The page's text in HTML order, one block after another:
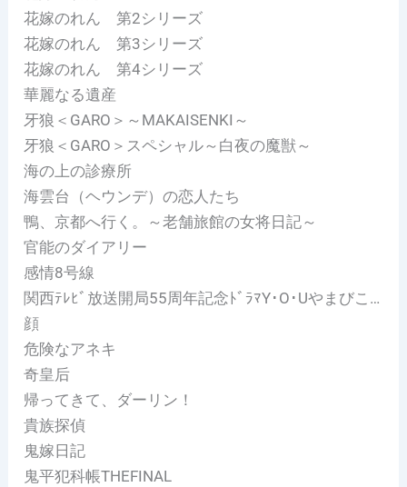
花嫁のれん 第2シリーズ
花嫁のれん 第3シリーズ
花嫁のれん 第4シリーズ
華麗なる遺産
牙狼＜GARO＞～MAKAISENKI～
牙狼＜GARO＞スペシャル～白夜の魔獣～
海の上の診療所
海雲台（ヘウンデ）の恋人たち
鴨、京都へ行く。～老舗旅館の女将日記～
官能のダイアリー
感情8号線
関西ﾃﾚﾋﾞ放送開局55周年記念ﾄﾞﾗﾏY･O･Uやまびこ…
顔
危険なアネキ
奇皇后
帰ってきて、ダーリン！
貴族探偵
鬼嫁日記
鬼平犯科帳THEFINAL